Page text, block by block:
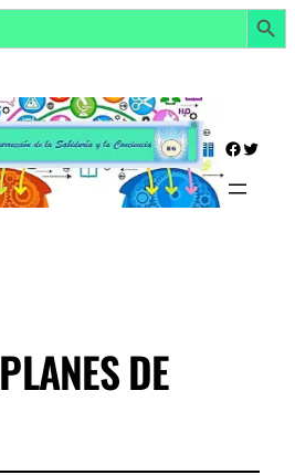
Botón de
Twitter
PLANES DE